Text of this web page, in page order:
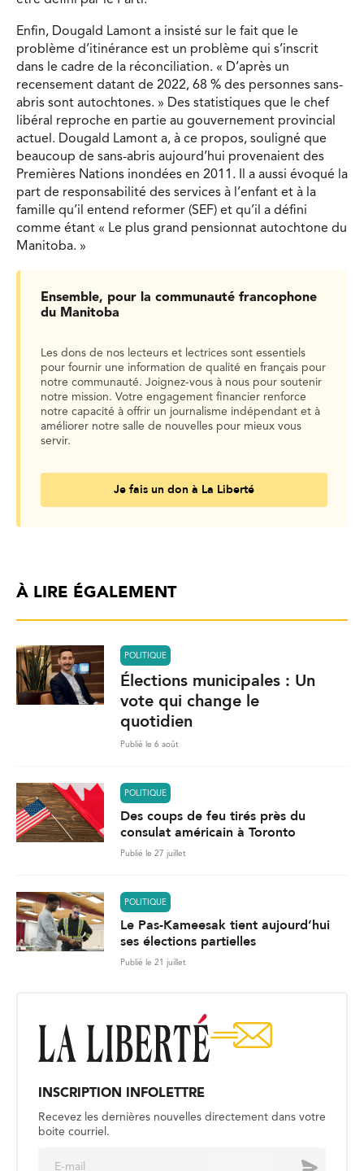
Enfin, Dougald Lamont a insisté sur le fait que le
problème d’itinérance est un problème qui s’inscrit
dans le cadre de la réconciliation. « D’après un
recensement datant de 2022, 68 % des personnes sans-
abris sont autochtones. » Des statistiques que le chef
libéral reproche en partie au gouvernement provincial
actuel. Dougald Lamont a, à ce propos, souligné que
beaucoup de sans-abris aujourd’hui provenaient des
Premières Nations inondées en 2011. Il a aussi évoqué la
part de responsabilité des services à l’enfant et à la
famille qu’il entend reformer (SEF) et qu’il a défini
comme étant « Le plus grand pensionnat autochtone du
Manitoba. »
Ensemble, pour la communauté francophone
du Manitoba
Les dons de nos lecteurs et lectrices sont essentiels
pour fournir une information de qualité en français pour
notre communauté. Joignez-vous à nous pour soutenir
notre mission. Votre engagement financier renforce
notre capacité à offrir un journalisme indépendant et à
améliorer notre salle de nouvelles pour mieux vous
servir.
Je fais un don à La Liberté
À LIRE ÉGALEMENT
POLITIQUE
Élections municipales : Un
vote qui change le
quotidien
Publié le 6 août
POLITIQUE
Des coups de feu tirés près du
consulat américain à Toronto
Publié le 27 juillet
POLITIQUE
Le Pas-Kameesak tient aujourd’hui
ses élections partielles
Publié le 21 juillet
INSCRIPTION INFOLETTRE
Recevez les dernières nouvelles directement dans votre
boite courriel.
Envoyer